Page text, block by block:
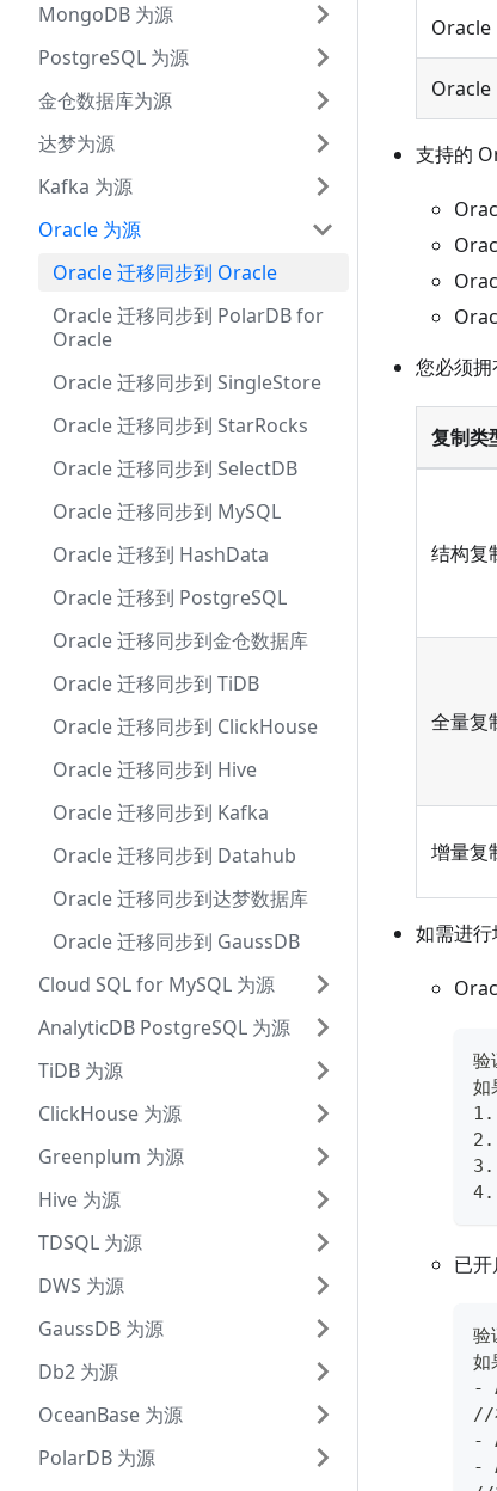
MongoDB 为源
PostgreSQL 为源
金仓数据库为源
达梦为源
Kafka 为源
Oracle 为源
Oracle 迁移同步到 Oracle
Oracle 迁移同步到 PolarDB for
Oracle
Oracle 迁移同步到 SingleStore
Oracle 迁移同步到 StarRocks
Oracle 迁移同步到 SelectDB
Oracle 迁移同步到 MySQL
Oracle 迁移到 HashData
Oracle 迁移到 PostgreSQL
Oracle 迁移同步到金仓数据库
Oracle 迁移同步到 TiDB
Oracle 迁移同步到 ClickHouse
Oracle 迁移同步到 Hive
Oracle 迁移同步到 Kafka
Oracle 迁移同步到 Datahub
Oracle 迁移同步到达梦数据库
Oracle 迁移同步到 GaussDB
Cloud SQL for MySQL 为源
AnalyticDB PostgreSQL 为源
TiDB 为源
ClickHouse 为源
Greenplum 为源
Hive 为源
TDSQL 为源
DWS 为源
GaussDB 为源
Db2 为源
OceanBase 为源
PolarDB 为源
Oracle
Oracle
支持的
您必须拥
复制类
结构复
全量复
增量复
如需进行
验
如
1.
2.
3.
4.
已
如
-
//
-
-